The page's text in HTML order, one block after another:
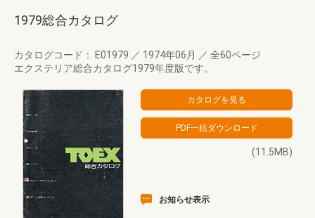
1979総合カタログ
カタログコード： E01979 ／ 1974年06月 ／ 全60ページ
エクステリア総合カタログ1979年度版です。
(11.5MB)
お知らせ表示